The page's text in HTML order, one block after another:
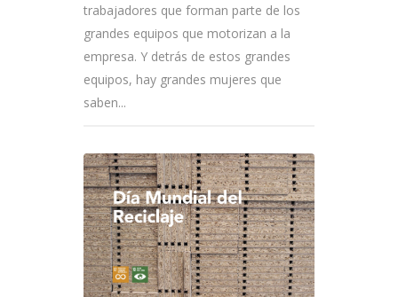
trabajadores que forman parte de los
grandes equipos que motorizan a la
empresa. Y detrás de estos grandes
equipos, hay grandes mujeres que
saben...